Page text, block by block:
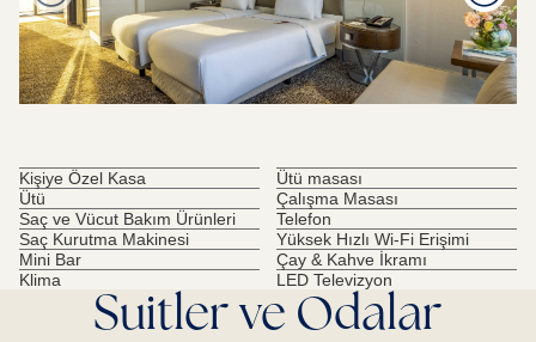
Kişiye Özel Kasa
Ütü masası
Ütü
Çalışma Masası
Saç ve Vücut Bakım Ürünleri
Telefon
Saç Kurutma Makinesi
Yüksek Hızlı Wi-Fi Erişimi
Mini Bar
Çay & Kahve İkramı
Klima
LED Televizyon
Suitler ve Odalar